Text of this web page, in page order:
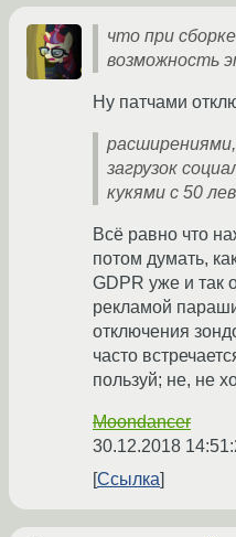
что при
возможность
Ну патчами
загрузок
кукями с 50
Всё равно что
потом думать,
GDPR уже и так
рекламой
отключения
часто
пользуй; не, не
Moondancer
30.12.2018
Ссылка